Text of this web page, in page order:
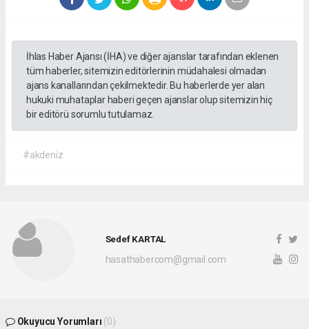
İhlas Haber Ajansı (İHA) ve diğer ajanslar tarafından eklenen
tüm haberler, sitemizin editörlerinin müdahalesi olmadan
ajans kanallarından çekilmektedir. Bu haberlerde yer alan
hukuki muhataplar haberi geçen ajanslar olup sitemizin hiç
bir editörü sorumlu tutulamaz.
#akdeniz
Sedef KARTAL
hasathabercom@gmail.com
Okuyucu Yorumları (0)